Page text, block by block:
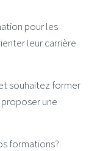
pour les
leur carrière
souhaitez former
une
formations?